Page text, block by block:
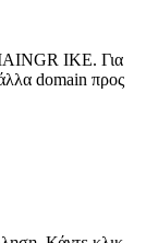
ΙΚΕ. Για
domain προς